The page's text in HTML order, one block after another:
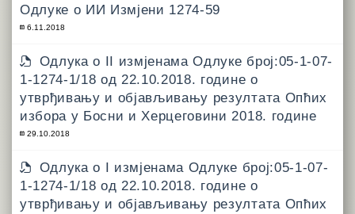
Одлуке о ИИ Измјени 1274-59
6.11.2018
Одлука о II измјенама Одлуке број:05-1-07-
1-1274-1/18 од 22.10.2018. године о
утврђивању и објављивању резултата Опћих
избора у Босни и Херцеговини 2018. године
29.10.2018
Одлука о I измјенама Одлуке број:05-1-07-
1-1274-1/18 од 22.10.2018. године о
утврђивању и објављивању резултата Опћих